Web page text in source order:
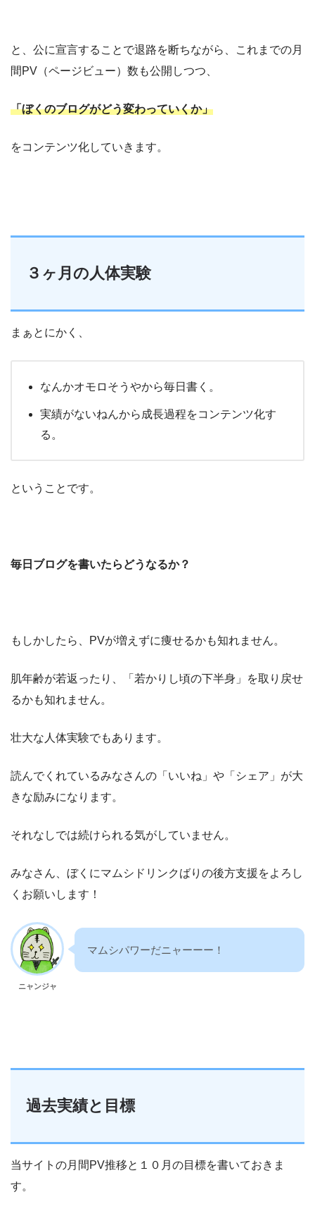
と、公に宣言することで退路を断ちながら、これまでの月
間PV（ページビュー）数も公開しつつ、
「ぼくのブログがどう変わっていくか」
をコンテンツ化していきます。
３ヶ月の人体実験
まぁとにかく、
なんかオモロそうやから毎日書く。
実績がないねんから成長過程をコンテンツ化す
る。
ということです。
毎日ブログを書いたらどうなるか？
もしかしたら、PVが増えずに痩せるかも知れません。
肌年齢が若返ったり、「若かりし頃の下半身」を取り戻せ
るかも知れません。
壮大な人体実験でもあります。
読んでくれているみなさんの「いいね」や「シェア」が大
きな励みになります。
それなしでは続けられる気がしていません。
みなさん、ぼくにマムシドリンクばりの後方支援をよろし
くお願いします！
ニャンジャ
マムシパワーだニャーーー！
過去実績と目標
当サイトの月間PV推移と１０月の目標を書いておきま
す。